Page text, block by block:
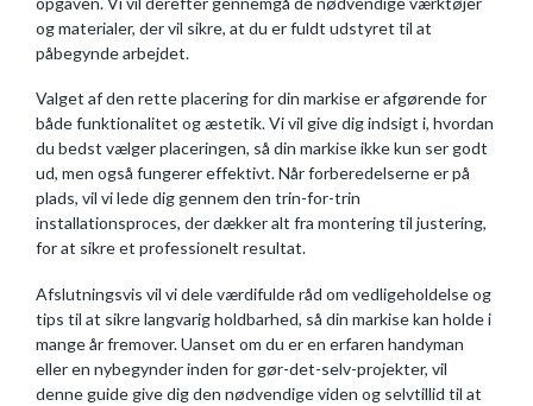
og materialer, der vil sikre, at du er fuldt udstyret til at
påbegynde arbejdet.
Valget af den rette placering for din markise er afgørende for
både funktionalitet og æstetik. Vi vil give dig indsigt i, hvordan
du bedst vælger placeringen, så din markise ikke kun ser godt
ud, men også fungerer effektivt. Når forberedelserne er på
plads, vil vi lede dig gennem den trin-for-trin
installationsproces, der dækker alt fra montering til justering,
for at sikre et professionelt resultat.
Afslutningsvis vil vi dele værdifulde råd om vedligeholdelse og
tips til at sikre langvarig holdbarhed, så din markise kan holde i
mange år fremover. Uanset om du er en erfaren handyman
eller en nybegynder inden for gør-det-selv-projekter, vil
denne guide give dig den nødvendige viden og selvtillid til at